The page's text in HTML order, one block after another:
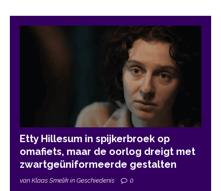
Etty Hillesum in spijkerbroek op
omafiets, maar de oorlog dreigt met
zwartgeüniformeerde gestalten
van Klaas Smelik in Geschiedenis 0